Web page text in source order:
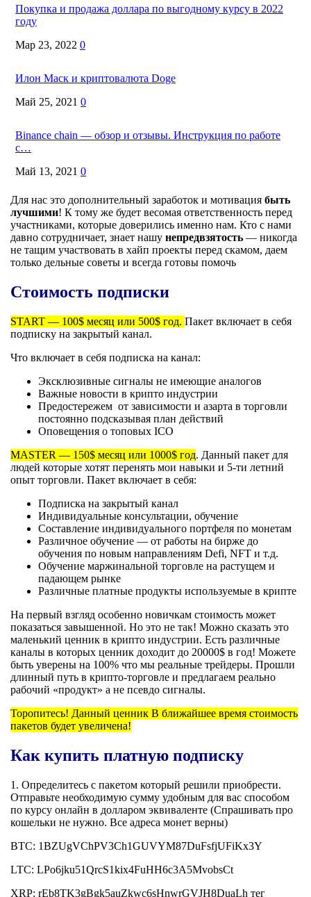
Покупка и продажа доллара по выгодному курсу в 2022
году
Мар 23, 2022 0
Илон Маск и криптовалюта Doge
Май 25, 2021 0
Binance chain — обзор и отзывы. Инструкция по работе
с…
Май 13, 2021 0
Для нас это дополнительный заработок и мотивация быть
лучшими! К тому же будет весомая ответственность перед
участниками, которые доверились именно нам. Кто с нами
давно сотрудничает, знает нашу непредвзятость — никогда
не тащим участвовать в хайп проекты перед скамом, даем
только дельные советы и всегда готовы помочь
Стоимость подписки
START — 100$ месяц или 500$ год. Пакет включает в себя
подписку на закрытый канал.
Что включает в себя подписка на канал:
Эксклюзивные сигналы не имеющие аналогов
Важные новости в крипто индустрии
Предостережем от зависимости и азарта в торговли
постоянно подсказывая план действий
Оповещения о топовых ICO
MASTER — 150$ месяц или 1000$ год. Данный пакет для
людей которые хотят перенять мои навыки и 5-ти летний
опыт торговли. Пакет включает в себя:
Подписка на закрытый канал
Индивидуальные консультации, обучение
Составление индивидуального портфеля по монетам
Различное обучение — от работы на бирже до
обучения по новым направлениям Defi, NFT и т.д.
Обучение маржинальной торговле на растущем и
падающем рынке
Различные платные продукты используемые в крипте
На первый взгляд особенно новичкам стоимость может
показаться завышенной. Но это не так! Можно сказать это
маленький ценник в крипто индустрии. Есть различные
каналы в которых ценник доходит до 20000$ в год! Можете
быть уверены на 100% что мы реальные трейдеры. Прошли
длинный путь в крипто-торговле и предлагаем реально
рабочий «продукт» а не псевдо сигналы.
Торопитесь! Данный ценник В ближайшее время стоимость
пакетов будет увеличена!
Как купить платную подписку
1. Определитесь с пакетом который решили приобрести.
Отправьте необходимую сумму удобным для вас способом
по курсу онлайн в долларом эквиваленте (Спрашивать про
кошельки не нужно. Все адреса монет верны)
BTC: 1BZUgVChPV3Ch1GUVYM87DuFsfjUFiKx3Y
LTC: LPo6jku51QrcS1kix4FuHH6c3A5MvobsCt
XRP: rEb8TK3gBgk5auZkwc6sHnwrGVJH8DuaLh тег